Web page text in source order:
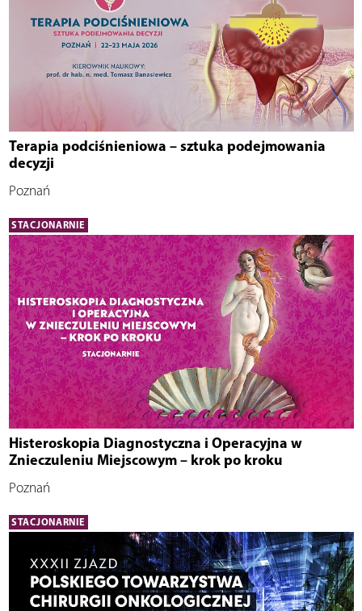
Terapia podciśnieniowa – sztuka podejmowania
decyzji
Poznań
STACJONARNIE
Histeroskopia Diagnostyczna i Operacyjna w
Znieczuleniu Miejscowym – krok po kroku
Poznań
STACJONARNIE